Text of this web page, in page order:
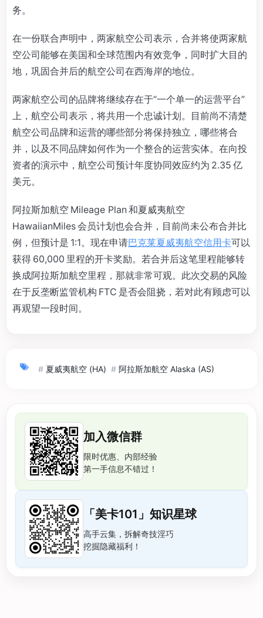
务。
在一份联合声明中，两家航空公司表示，合并将使两家航
空公司能够在美国和全球范围内有效竞争，同时扩大目的
地，巩固合并后的航空公司在西海岸的地位。
两家航空公司的品牌将继续存在于“一个单一的运营平台”
上，航空公司表示，将共用一个忠诚计划。目前尚不清楚
航空公司品牌和运营的哪些部分将保持独立，哪些将合
并，以及不同品牌如何作为一个整合的运营实体。在向投
资者的演示中，航空公司预计年度协同效应约为 2.35 亿
美元。
阿拉斯加航空 Mileage Plan 和夏威夷航空
HawaiianMiles 会员计划也会合并，目前尚未公布合并比
例，但预计是 1:1。现在申请巴克莱夏威夷航空信用卡可以
获得 60,000 里程的开卡奖励。若合并后这笔里程能够转
换成阿拉斯加航空里程，那就非常可观。此次交易的风险
在于反垄断监管机构 FTC 是否会阻挠，若对此有顾虑可以
再观望一段时间。
# 夏威夷航空 (HA) # 阿拉斯加航空 Alaska (AS)
加入微信群
限时优惠、内部经验
第一手信息不错过！
「美卡101」知识星球
高手云集，拆解奇技淫巧
挖掘隐藏福利！